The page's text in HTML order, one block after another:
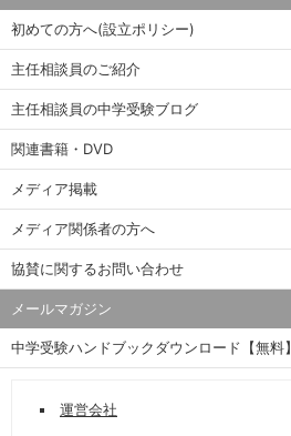
初めての方へ(設立ポリシー)
主任相談員のご紹介
主任相談員の中学受験ブログ
関連書籍・DVD
メディア掲載
メディア関係者の方へ
協賛に関するお問い合わせ
メールマガジン
中学受験ハンドブックダウンロード【無料】
運営会社